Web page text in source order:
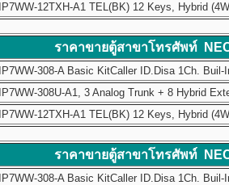
IP7WW-12TXH-A1 TEL(BK) 12 Keys, Hybrid
ราคาขายตู้สาขาโทรศัพท์
IP7WW-308-A Basic KitCaller ID.Disa 1Ch.
IP7WW-308U-A1, 3 Analog Trunk + 8 Hybrid
IP7WW-12TXH-A1 TEL(BK) 12 Keys, Hybrid
ราคาขายตู้สาขาโทรศัพท์
IP7WW-308-A Basic KitCaller ID.Disa 1Ch.